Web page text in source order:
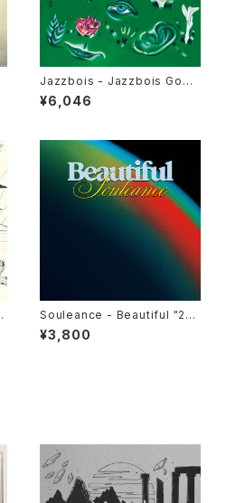
Jazzbois - Jazzbois Goes
Blunt II "LP"
¥6,046
Souleance - Beautiful "2L
P"
¥3,800